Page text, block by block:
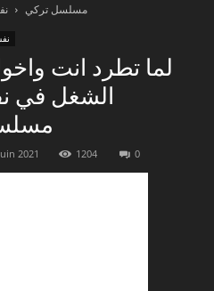
Turkish Series مسلسل تركي
الشغل في
2021 1204 0